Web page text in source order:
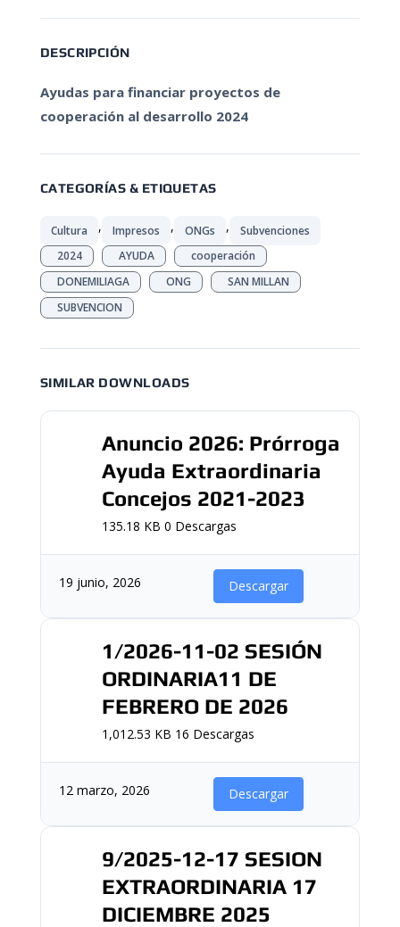
DESCRIPCIÓN
Ayudas para financiar proyectos de
cooperación al desarrollo 2024
CATEGORÍAS & ETIQUETAS
Cultura , Impresos , ONGs ,
Subvenciones
2024
AYUDA
cooperación
DONEMILIAGA
ONG
SAN MILLAN
SUBVENCION
SIMILAR DOWNLOADS
Anuncio 2026: Prórroga
Ayuda Extraordinaria
Concejos 2021-2023
135.18 KB 0 Descargas
19 junio, 2026 Descargar
1/2026-11-02 SESIÓN
ORDINARIA11 DE
FEBRERO DE 2026
1,012.53 KB 16 Descargas
12 marzo, 2026 Descargar
9/2025-12-17 SESION
EXTRAORDINARIA 17
DICIEMBRE 2025